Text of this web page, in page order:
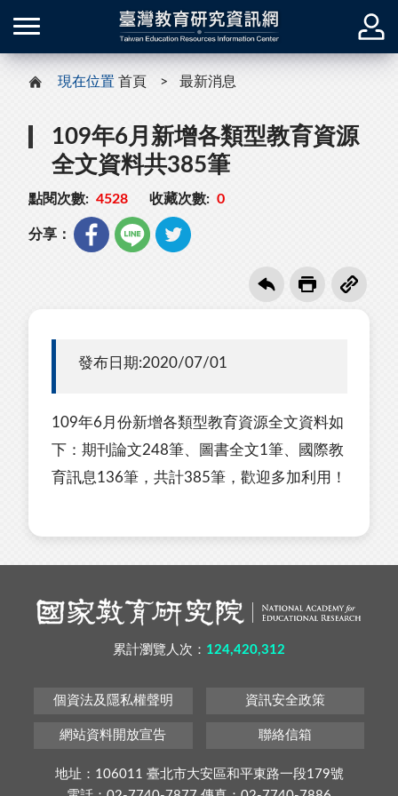
現在位置 首頁 最新消息
109年6月新增各類型教育資源
全文資料共385筆
點閱次數: 4528 收藏次數: 0
分享：
發布日期:2020/07/01
109年6月份新增各類型教育資源全文資料如
下：期刊論文248筆、圖書全文1筆、國際教
育訊息136筆，共計385筆，歡迎多加利用！
累計瀏覽人次： 124,420,312
個資法及隱私權聲明 資訊安全政策
網站資料開放宣告 聯絡信箱
地址：106011 臺北市大安區和平東路一段179號